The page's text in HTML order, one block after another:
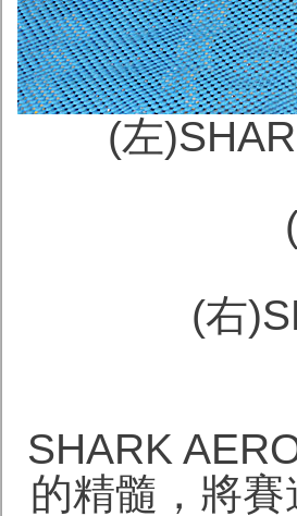
(左
(右
SHARK
的精髓，將